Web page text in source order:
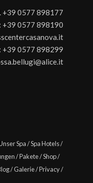
+39 0577 898177
+39 0577 898190
+39 0577 898299
Spa/Spa Hotels/
/Pakete/Shop/
/Galerie/Privacy/